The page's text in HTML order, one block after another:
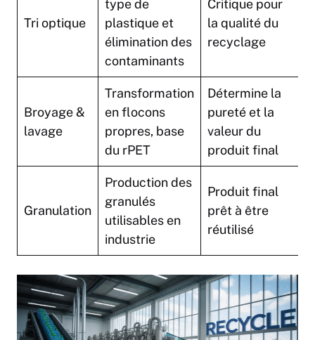
Tri optique
type de
plastique et
élimination des
contaminants
Critique pour
la qualité du
recyclage
Broyage &
lavage
Transformation
en flocons
propres, base
du rPET
Détermine la
pureté et la
valeur du
produit final
Granulation
Production des
granulés
utilisables en
industrie
Produit final
prêt à être
réutilisé